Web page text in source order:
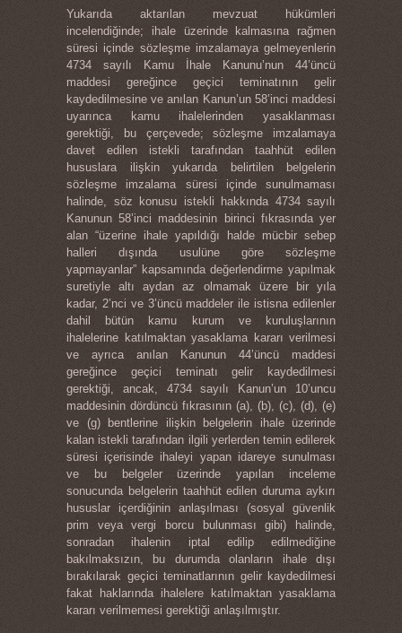
Yukarıda aktarılan mevzuat hükümleri
incelendiğinde; ihale üzerinde kalmasına rağmen
süresi içinde sözleşme imzalamaya gelmeyenlerin
4734 sayılı Kamu İhale Kanunu’nun 44’üncü
maddesi gereğince geçici teminatının gelir
kaydedilmesine ve anılan Kanun’un 58’inci maddesi
uyarınca kamu ihalelerinden yasaklanması
gerektiği, bu çerçevede; sözleşme imzalamaya
davet edilen istekli tarafından taahhüt edilen
hususlara ilişkin yukarıda belirtilen belgelerin
sözleşme imzalama süresi içinde sunulmaması
halinde, söz konusu istekli hakkında 4734 sayılı
Kanunun 58’inci maddesinin birinci fıkrasında yer
alan “üzerine ihale yapıldığı halde mücbir sebep
halleri dışında usulüne göre sözleşme
yapmayanlar” kapsamında değerlendirme yapılmak
suretiyle altı aydan az olmamak üzere bir yıla
kadar, 2’nci ve 3’üncü maddeler ile istisna edilenler
dahil bütün kamu kurum ve kuruluşlarının
ihalelerine katılmaktan yasaklama kararı verilmesi
ve ayrıca anılan Kanunun 44’üncü maddesi
gereğince geçici teminatı gelir kaydedilmesi
gerektiği, ancak, 4734 sayılı Kanun’un 10’uncu
maddesinin dördüncü fıkrasının (a), (b), (c), (d), (e)
ve (g) bentlerine ilişkin belgelerin ihale üzerinde
kalan istekli tarafından ilgili yerlerden temin edilerek
süresi içerisinde ihaleyi yapan idareye sunulması
ve bu belgeler üzerinde yapılan inceleme
sonucunda belgelerin taahhüt edilen duruma aykırı
hususlar içerdiğinin anlaşılması (sosyal güvenlik
prim veya vergi borcu bulunması gibi) halinde,
sonradan ihalenin iptal edilip edilmediğine
bakılmaksızın, bu durumda olanların ihale dışı
bırakılarak geçici teminatlarının gelir kaydedilmesi
fakat haklarında ihalelere katılmaktan yasaklama
kararı verilmemesi gerektiği anlaşılmıştır.